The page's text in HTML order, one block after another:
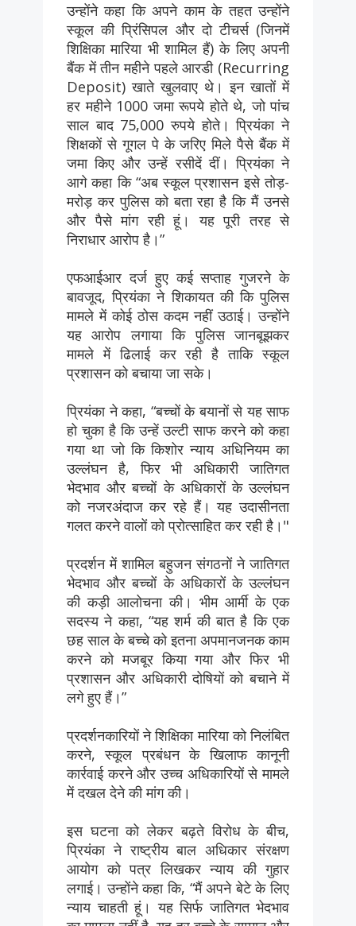
उन्होंने कहा कि अपने काम के तहत उन्होंने
स्कूल की प्रिंसिपल और दो टीचर्स (जिनमें
शिक्षिका मारिया भी शामिल हैं) के लिए अपनी
बैंक में तीन महीने पहले आरडी (Recurring
Deposit) खाते खुलवाए थे। इन खातों में
हर महीने 1000 जमा रूपये होते थे, जो पांच
साल बाद 75,000 रुपये होते। प्रियंका ने
शिक्षकों से गूगल पे के जरिए मिले पैसे बैंक में
जमा किए और उन्हें रसीदें दीं। प्रियंका ने
आगे कहा कि “अब स्कूल प्रशासन इसे तोड़-
मरोड़ कर पुलिस को बता रहा है कि मैं उनसे
और पैसे मांग रही हूं। यह पूरी तरह से
निराधार आरोप है।”
एफआईआर दर्ज हुए कई सप्ताह गुजरने के
बावजूद, प्रियंका ने शिकायत की कि पुलिस
मामले में कोई ठोस कदम नहीं उठाई। उन्होंने
यह आरोप लगाया कि पुलिस जानबूझकर
मामले में ढिलाई कर रही है ताकि स्कूल
प्रशासन को बचाया जा सके।
प्रियंका ने कहा, “बच्चों के बयानों से यह साफ
हो चुका है कि उन्हें उल्टी साफ करने को कहा
गया था जो कि किशोर न्याय अधिनियम का
उल्लंघन है, फिर भी अधिकारी जातिगत
भेदभाव और बच्चों के अधिकारों के उल्लंघन
को नजरअंदाज कर रहे हैं। यह उदासीनता
गलत करने वालों को प्रोत्साहित कर रही है।"
प्रदर्शन में शामिल बहुजन संगठनों ने जातिगत
भेदभाव और बच्चों के अधिकारों के उल्लंघन
की कड़ी आलोचना की। भीम आर्मी के एक
सदस्य ने कहा, “यह शर्म की बात है कि एक
छह साल के बच्चे को इतना अपमानजनक काम
करने को मजबूर किया गया और फिर भी
प्रशासन और अधिकारी दोषियों को बचाने में
लगे हुए हैं।”
प्रदर्शनकारियों ने शिक्षिका मारिया को निलंबित
करने, स्कूल प्रबंधन के खिलाफ कानूनी
कार्रवाई करने और उच्च अधिकारियों से मामले
में दखल देने की मांग की।
इस घटना को लेकर बढ़ते विरोध के बीच,
प्रियंका ने राष्ट्रीय बाल अधिकार संरक्षण
आयोग को पत्र लिखकर न्याय की गुहार
लगाई। उन्होंने कहा कि, “मैं अपने बेटे के लिए
न्याय चाहती हूं। यह सिर्फ जातिगत भेदभाव